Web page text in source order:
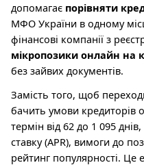
допомагає порівняти
МФО України в одному
фінансові компанії з
мікропозики онлайн на
без зайвих документів.
Замість того, щоб
бачить умови кредиторів
термін від 62 до 1 095
ставку (APR), вимоги до
рейтинг популярності. Це